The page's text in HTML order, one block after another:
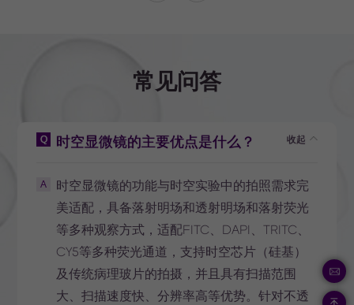
常见问答
Q 时空显微镜的主要优点是什么？ 收起
A
时空显微镜的功能与时空实验中的拍照需求完
美适配，具备落射明场和透射明场和落射荧光
等多种观察方式，适配FITC、DAPI、TRITC、
CY5等多种荧光通道，支持时空芯片（硅基）
及传统病理玻片的拍摄，并且具有扫描范围
大、扫描速度快、分辨率高等优势。针对不透